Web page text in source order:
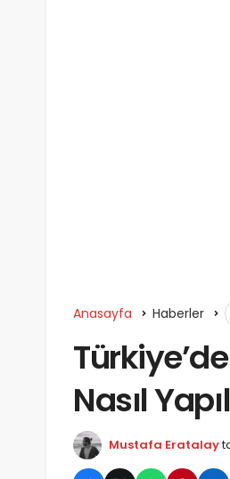
Anasayfa Haberler
Nasıl
Mustafa Eratalay